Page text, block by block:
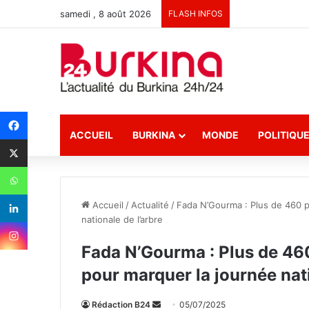
samedi , 8 août 2026 FLASH INFOS
ACCUEIL BURKINA MONDE POLITIQUE
Accueil / Actualité / Fada N’Gourma : Plus de
nationale de l’arbre
Fada N’Gourma : Plus de
pour marquer la journée
Rédaction B24 05/07/2025